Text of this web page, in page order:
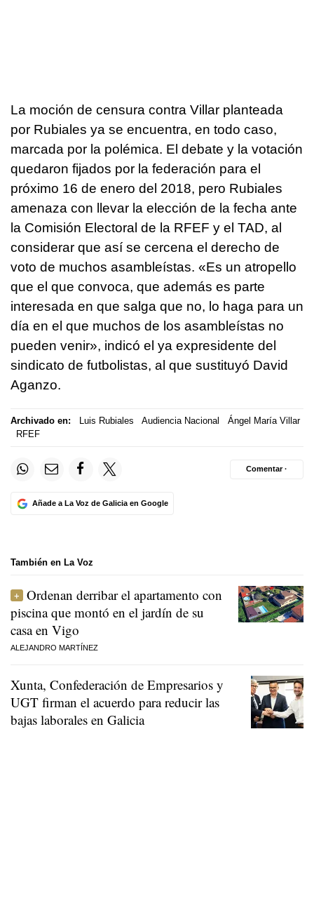
La moción de censura contra Villar planteada
por Rubiales ya se encuentra, en todo caso,
marcada por la polémica. El debate y la votación
quedaron fijados por la federación para el
próximo 16 de enero del 2018, pero Rubiales
amenaza con llevar la elección de la fecha ante
la Comisión Electoral de la RFEF y el TAD, al
considerar que así se cercena el derecho de
voto de muchos asambleístas. «Es un atropello
que el que convoca, que además es parte
interesada en que salga que no, lo haga para un
día en el que muchos de los asambleístas no
pueden venir», indicó el ya expresidente del
sindicato de futbolistas, al que sustituyó David
Aganzo.
Archivado en: Luis Rubiales Audiencia Nacional
Ángel María Villar
RFEF
Añade a La Voz de Galicia en Google
Comentar ·
También en La Voz
Ordenan derribar el apartamento con
piscina que montó en el jardín de su
casa en Vigo
ALEJANDRO MARTÍNEZ
Xunta, Confederación de Empresarios y
UGT firman el acuerdo para reducir las
bajas laborales en Galicia